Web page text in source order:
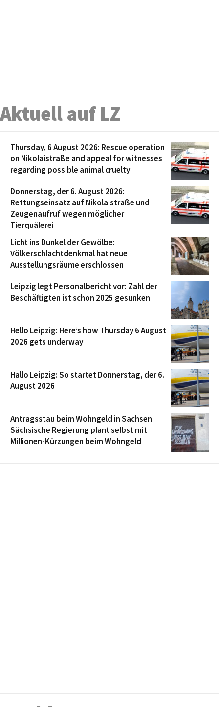
Aktuell auf LZ
Thursday, 6 August 2026: Rescue operation
on Nikolaistraße and appeal for witnesses
regarding possible animal cruelty
Donnerstag, der 6. August 2026:
Rettungseinsatz auf Nikolaistraße und
Zeugenaufruf wegen möglicher
Tierquälerei
Licht ins Dunkel der Gewölbe:
Völkerschlachtdenkmal hat neue
Ausstellungsräume erschlossen
Leipzig legt Personalbericht vor: Zahl der
Beschäftigten ist schon 2025 gesunken
Hello Leipzig: Here’s how Thursday 6 August
2026 gets underway
Hallo Leipzig: So startet Donnerstag, der 6.
August 2026
Antragsstau beim Wohngeld in Sachsen:
Sächsische Regierung plant selbst mit
Millionen-Kürzungen beim Wohngeld